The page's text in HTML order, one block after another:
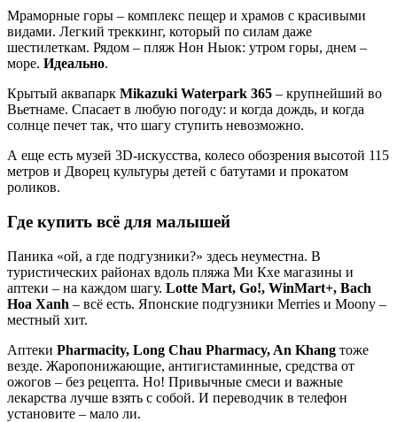
Мраморные горы – комплекс пещер и храмов с красивыми
видами. Легкий треккинг, который по силам даже
шестилеткам. Рядом – пляж Нон Ныок: утром горы, днем –
море. Идеально.
Крытый аквапарк Mikazuki Waterpark 365 – крупнейший во
Вьетнаме. Спасает в любую погоду: и когда дождь, и когда
солнце печет так, что шагу ступить невозможно.
А еще есть музей 3D-искусства, колесо обозрения высотой 115
метров и Дворец культуры детей с батутами и прокатом
роликов.
Где купить всё для малышей
Паника «ой, а где подгузники?» здесь неуместна. В
туристических районах вдоль пляжа Ми Кхе магазины и
аптеки – на каждом шагу. Lotte Mart, Go!, WinMart+, Bach
Hoa Xanh – всё есть. Японские подгузники Merries и Moony –
местный хит.
Аптеки Pharmacity, Long Chau Pharmacy, An Khang тоже
везде. Жаропонижающие, антигистаминные, средства от
ожогов – без рецепта. Но! Привычные смеси и важные
лекарства лучше взять с собой. И переводчик в телефон
установите – мало ли.